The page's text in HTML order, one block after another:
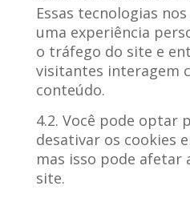
Essas tecnologias
uma experiência
o tráfego do site e
visitantes interagem
conteúdo.
4.2. Você pode optar
desativar os cookies
mas isso pode afetar
site.